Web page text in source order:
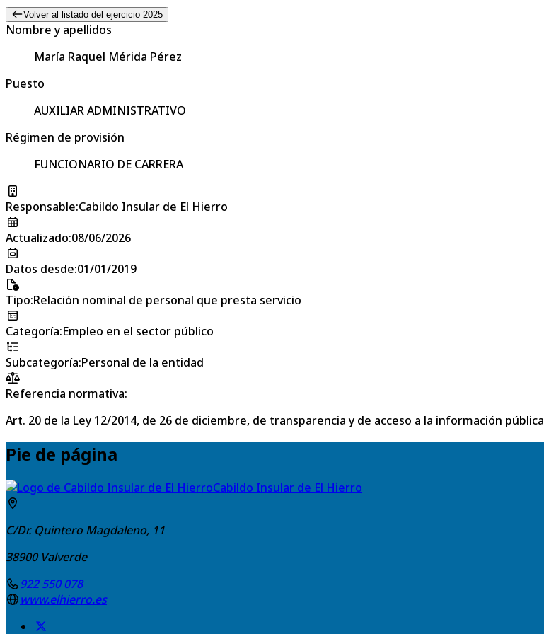
Volver al listado del ejercicio 2025
Nombre y apellidos
María Raquel Mérida Pérez
Puesto
AUXILIAR ADMINISTRATIVO
Régimen de provisión
FUNCIONARIO DE CARRERA
Responsable:Cabildo Insular de El Hierro
Actualizado:08/06/2026
Datos desde:01/01/2019
Tipo:Relación nominal de personal que presta servicio
Categoría:Empleo en el sector público
Subcategoría:Personal de la entidad
Referencia normativa:
Art. 20 de la Ley 12/2014, de 26 de diciembre, de transparencia y de acceso a la información pública
Pie de página
Cabildo Insular de El Hierro
C/Dr. Quintero Magdaleno, 11
38900 Valverde
922 550 078
www.elhierro.es